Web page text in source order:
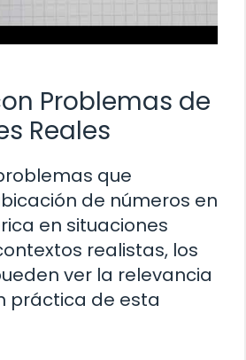
Problemas de
Reales
que
de números en
en situaciones
realistas, los
ver la relevancia
práctica de esta